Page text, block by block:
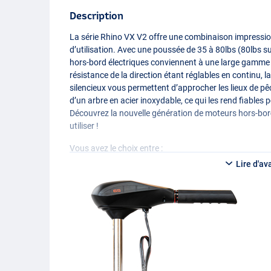
Description
La série Rhino VX V2 offre une combinaison
d’utilisation. Avec une poussée de 35 à 80lbs (80lbs
hors-bord électriques conviennent à une large
résistance de la direction étant réglables en continu,
silencieux vous permettent d’approcher les lieux de
d’un arbre en acier inoxydable, ce qui les rend fiables
Découvrez la nouvelle génération de moteurs hors-
utiliser !
Vous avez le choix entre :
- Poussée : 35lbs
- Voltage : 12V
- Poids : 6.7kg
- Longueur de la poignée : 79cm
- Longueur de transport : 104cm
- Longueur du câble de batterie : 1.6m
- Poids maximum du bateau : 1100kg
Lire